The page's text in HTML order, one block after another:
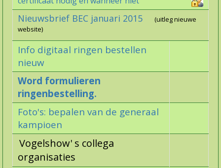
Nieuwsbrief BEC januari 2015 (uitleg nieuwe
website)
Info digitaal ringen bestellen
nieuw
Word formulieren
ringenbestelling.
Foto's: bepalen van de generaal
kampioen
Vogelshow' s collega
organisaties